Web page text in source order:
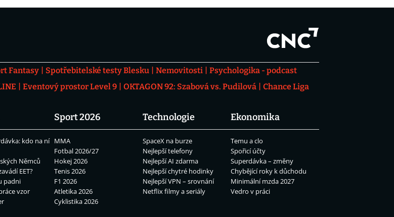
Fantasy Spotřebitelské testy Blesku Nemovitosti
Psychologika - podcast
Eventový prostor Level 9 OKTAGON 92: Szabová vs. Pudilová
Chance Liga
kdo na ní
Němců
EET?
padni
vzor
Sport 2026
MMA
Fotbal 2026/27
Hokej 2026
Tenis 2026
F1 2026
Atletika 2026
Cyklistika 2026
Technologie
SpaceX na burze
Nejlepší telefony
Nejlepší AI zdarma
Nejlepší chytré hodinky
Nejlepší VPN – srovnání
Netflix filmy a seriály
Ekonomika
Temu a clo
Spořicí účty
Superdávka – změny
Chybějící roky k důchodu
Minimální mzda 2027
Vedro v práci